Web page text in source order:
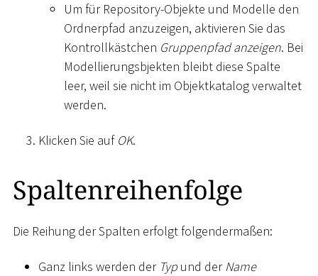
Um für Repository-Objekte und Modelle den
Ordnerpfad anzuzeigen, aktivieren Sie das
Kontrollkästchen Gruppenpfad anzeigen. Bei
Modellierungsbjekten bleibt diese Spalte
leer, weil sie nicht im Objektkatalog verwaltet
werden.
Klicken Sie auf OK.
Spaltenreihenfolge
Die Reihung der Spalten erfolgt folgendermaßen:
Ganz links werden der Typund derName